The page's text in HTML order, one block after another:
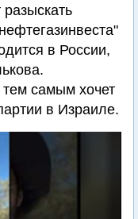
разыскать
в России,
самым хочет
в Израиле.